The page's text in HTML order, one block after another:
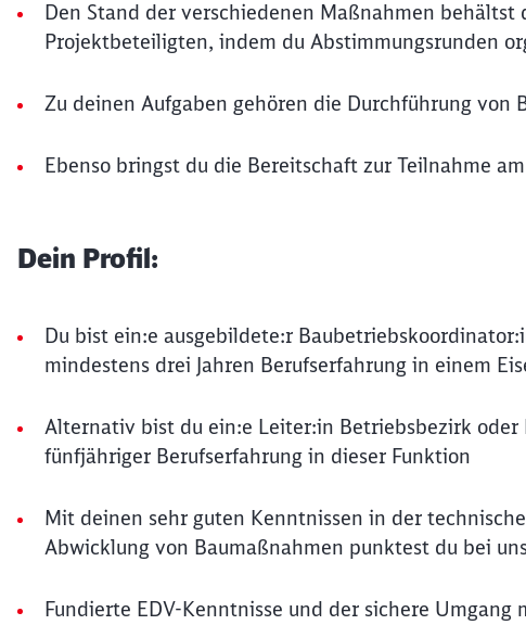
Den Stand der verschiedenen Maßnahmen
Projektbeteiligten, indem du Abstimmungsrunden
Zu deinen Aufgaben gehören die Durchführung von
Ebenso bringst du die Bereitschaft zur Teilnahme
Dein Profil:
Du bist ein:e ausgebildete:r
mindestens drei Jahren Berufserfahrung in einem
Alternativ bist du ein:e Leiter:in Betriebsbezirk
fünfjähriger Berufserfahrung in dieser Funktion
Mit deinen sehr guten Kenntnissen in der
Abwicklung von Baumaßnahmen punktest du bei
Fundierte EDV-Kenntnisse und der sichere